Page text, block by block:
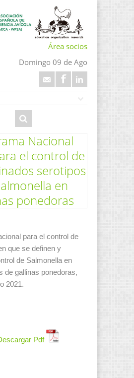
Área socios
Domingo 09 de Ago
Nacional
el control de
serotipos
en
ponedoras
para el control de
que se definen y
de Salmonella en
de gallinas ponedoras,
2021.
Pdf